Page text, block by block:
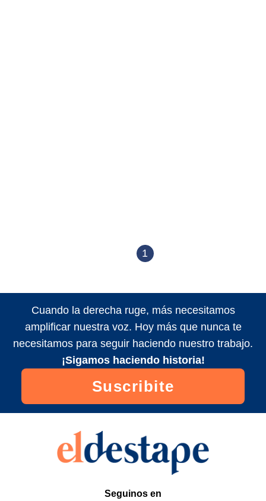
1
Cuando la derecha ruge, más necesitamos
amplificar nuestra voz. Hoy más que nunca te
necesitamos para seguir haciendo nuestro trabajo.
¡Sigamos haciendo historia!
Suscribite
Seguinos en